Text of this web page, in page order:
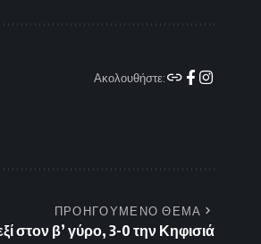
Ακολουθήστε:
ΠΡΟΗΓΟΥΜΕΝΟ ΘΕΜΑ
στον β’ γύρο, 3-0 την Κηφισιά